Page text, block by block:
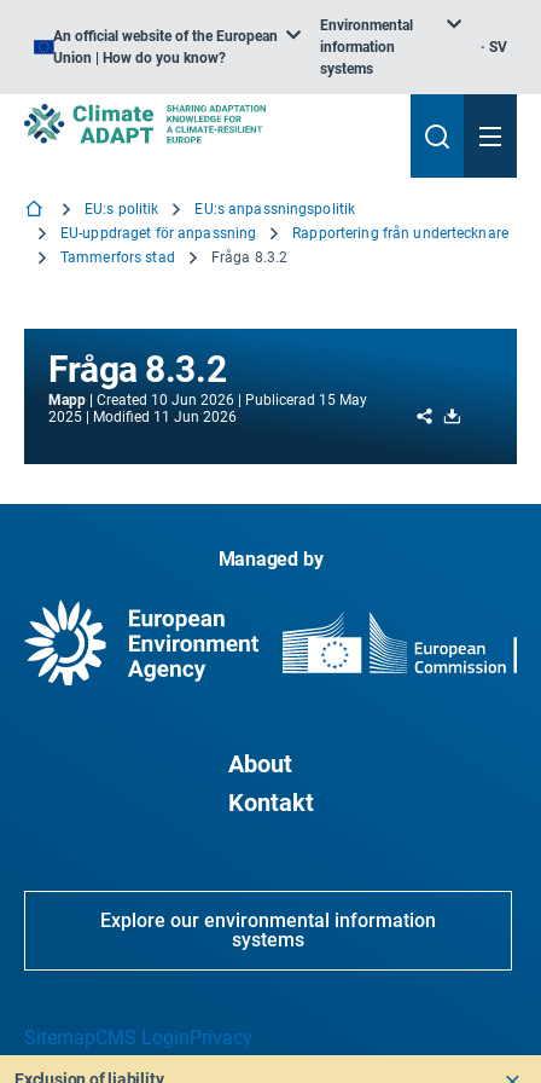
An official website of the European
Union | How do you know?
Environmental
information
systems
SV
EU:s politik
EU:s anpassningspolitik
EU-uppdraget för anpassning
Rapportering från undertecknare
Tammerfors stad
Fråga 8.3.2
Fråga 8.3.2
Mapp Created 10 Jun 2026 Publicerad 15 May
2025
Modified 11 Jun 2026 Share
Managed by
About
Kontakt
Explore our environmental information
systems
SitemapCMS LoginPrivacy
Exclusion of liability